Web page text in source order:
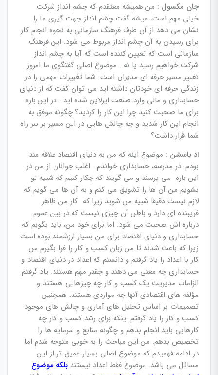
جان مکسول : من همیشه معتقدم که چشم انداز شرکت
خیلی مهم است، میشه گفت چشم انداز جهت گیری ما را
نشان می دهد از آن طرف فرهنگ سازمانی به نحوه انجام کار
برای رسیدن به آن چشم انداز مربوط می شود. این فرهنگ
سازمانی است که تعیین کننده است که آیا به چشم انداز
شرکت خواهیم رسید یا نه . موضوع اصلی گفتگوی ما امروز
تغییر مسیر حرفه ای مدیران است. شما تغییرات مهمی را در
زندگی حرفه ای خودتان داشته اید می توان کفت که از دنیای
حسابداری و مالی وارد صنعت ایرلاین شده اید . در این باره
برای ما صحبت کنید چرا این کار را کردید؟ چگونه موفق به
انجام این کار شدید و چه چالش هایی در این مسیر بر سر راه
شما قرار داشت؟
اد باسشن : موضوع اینه که من به دنیای اقتصاد علاقه مند
بودم. در مدرسه، حسابداری خواندم. اغلب جوانان از من در
این باره می پرسند و می گویند که چکار کنیم که شبیه تو
بشویم من آن ها را تشویق می کنم و به آن ها می گویم که
لازم نیست دقیقا شبیه من شوید زیرا که کار من ظاهر
فریبنده ای دارد و باطن آن چیزی نیست که در بین عموم
درباره اش صحبت می شود. اما برای خود من، باید بگویم که
حسابداری و دنیای اقتصاد برای من بسیار ارزشمند بوده است
زیرا که باعث شدند تا من زبان کسب و کار را فرا بگیرم من
کار با اعداد را یاد گرفتم و دانستم که اعداد در دنیای اقتصاد و
حسابداری چه معنی می دهند و چقدر مهم هستند. یاد گرفتم
الزامات مدیریت یک کسب و کار چه چیزهایی هستند و
مؤلفه های اقتصادی آنها چه مواردی هستند. همچنین
تصمیمات بر اساس تحلیل های آماری و چالش های موجود
کسب و کار را یاد گرفتم اینکه برای رشد کسب و کار چه
کارهایی باید انجام بدهم و چگونه منابع و سرمایه ها را
تخصیص بدهم. من این مباحث را به خوبی متوجه شدم اما
در ادامه فهمیدم که موضوع اصلی بسیار عمیق تر از این
مسائل می باشد. موضوع فقط اعداد نیستند بلکه موضوع